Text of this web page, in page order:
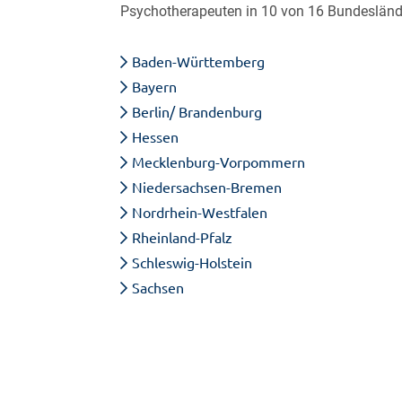
Psychotherapeuten in 10 von 16
Baden-Württemberg
Bayern
Berlin/ Brandenburg
Hessen
Mecklenburg-Vorpommern
Niedersachsen-Bremen
Nordrhein-Westfalen
Rheinland-Pfalz
Schleswig-Holstein
Sachsen